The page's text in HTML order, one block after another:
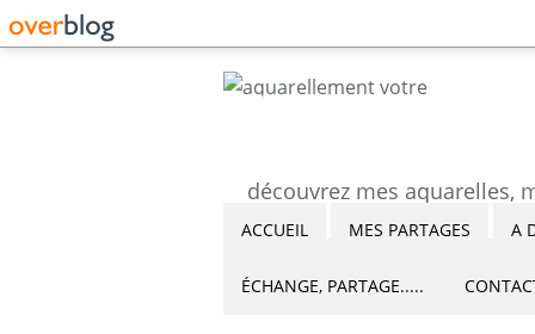
ACCUEIL MES PARTAGES A
ÉCHANGE, PARTAGE.....